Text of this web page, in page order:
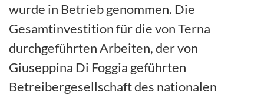
wurde in Betrieb genommen. Die
Gesamtinvestition für die von Terna
durchgeführten Arbeiten, der von
Giuseppina Di Foggia geführten
Betreibergesellschaft des nationalen